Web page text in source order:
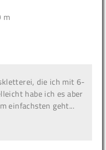
m
die ich mit 6-
habe ich es aber
einfachsten geht...